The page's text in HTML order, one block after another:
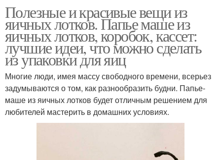
Полезные и красивые вещи из
яичных лотков. Папье маше из
яичных лотков, коробок, кассет:
лучшие идеи, что можно сделать
из упаковки для яиц
Многие люди, имея массу свободного времени, всерьез
задумываются о том, как разнообразить будни. Папье-
маше из яичных лотков будет отличным решением для
любителей мастерить в домашних условиях.